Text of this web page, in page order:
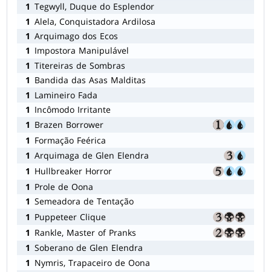
1 Tegwyll, Duque do Esplendor
1 Alela, Conquistadora Ardilosa
1 Arquimago dos Ecos
1 Impostora Manipulável
1 Titereiras de Sombras
1 Bandida das Asas Malditas
1 Lamineiro Fada
1 Incômodo Irritante
1 Brazen Borrower
1 Formação Feérica
1 Arquimaga de Glen Elendra
1 Hullbreaker Horror
1 Prole de Oona
1 Semeadora de Tentação
1 Puppeteer Clique
1 Rankle, Master of Pranks
1 Soberano de Glen Elendra
1 Nymris, Trapaceiro de Oona